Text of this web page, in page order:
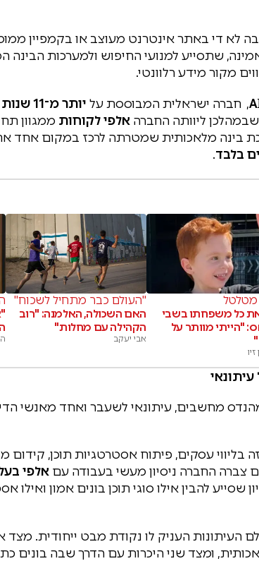
לא די באתר אינטרנט מעוצב או בקמפיין
שתסייע למנועי החיפוש ולמערכות הבינה
מקור מידע רלוונטי.
, חברה ישראלית המבוססת על
יותר
ליוותה החברה אלפי לקוחות ממגוון
בינה מלאכותית שמטרתה לרכז במקום אחד
בלבד.
כל משפחתו בשבי
"הייתי מוותר על
"העולם כבר מתחיל לשכוח"
האם השכולה, האלמנה: "רוב
הקהילה עם מחלות"
אבי יעקב
ה-10
מחשבים, עיתונאי לשעבר ואחד מאנשי
בליווי עסקים, פיתוח אסטרטגיות תוכן, קידום
צברה החברה ניסיון מעשי בעבודה עם אלפי
להבין אילו סוגי תוכן בונים אמון ואילו
העיתונות העניק לו נקודת מבט ייחודית.
ומצד שני היכרות עם הדרך שבה בונים